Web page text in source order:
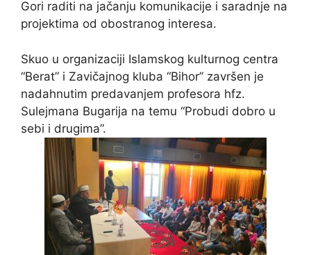
Gori raditi na jačanju komunikacije i saradnje na
projektima od obostranog interesa.
Skuo u organizaciji Islamskog kulturnog centra
“Berat” i Zavičajnog kluba “Bihor” završen je
nadahnutim predavanjem profesora hfz.
Sulejmana Bugarija na temu “Probudi dobro u
sebi i drugima”.